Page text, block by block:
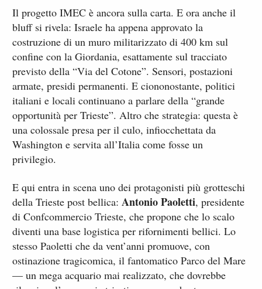
Il progetto IMEC è ancora sulla carta. E ora anche il
bluff si rivela: Israele ha appena approvato la
costruzione di un muro militarizzato di 400 km sul
confine con la Giordania, esattamente sul tracciato
previsto della “Via del Cotone”. Sensori, postazioni
armate, presidi permanenti. E ciononostante, politici
italiani e locali continuano a parlare della “grande
opportunità per Trieste”. Altro che strategia: questa è
una colossale presa per il culo, infiocchettata da
Washington e servita all’Italia come fosse un
privilegio.
E qui entra in scena uno dei protagonisti più grotteschi
della Trieste post bellica:Antonio Paoletti, presidente
di Confcommercio Trieste, che propone che lo scalo
diventi una base logistica per rifornimenti bellici. Lo
stesso Paoletti che da vent’anni promuove, con
ostinazione tragicomica, il fantomatico Parco del Mare
— un mega acquario mai realizzato, che dovrebbe